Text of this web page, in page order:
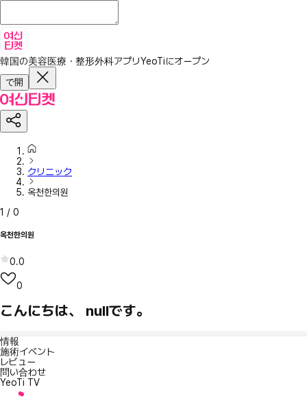
韓国の美容医療・整形外科アプリYeoTiにオープン
で開
クリニック
옥천한의원
1 / 0
옥천한의원
0.0
0
こんにちは、 nullです。
情報
施術イベント
レビュー
問い合わせ
YeoTi TV